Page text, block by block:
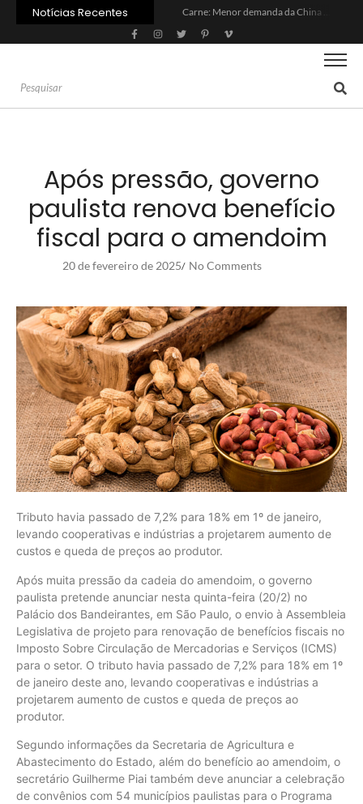
Notícias Recentes
Inadimplência no crédito rural deve seguir elevada até 2027
Lula sanciona MP do Frete e agro teme alta dos custos logísticos
Brasil tem 2º maior juro real do mundo
Após pressão, governo
paulista renova benefício
fiscal para o amendoim
20 de fevereiro de 2025/ No Comments
Tributo havia passado de 7,2% para 18% em 1º de janeiro,
levando cooperativas e indústrias a projetarem aumento de
custos e queda de preços ao produtor.
Após muita pressão da cadeia do amendoim, o governo
paulista pretende anunciar nesta quinta-feira (20/2) no
Palácio dos Bandeirantes, em São Paulo, o envio à Assembleia
Legislativa de projeto para renovação de benefícios fiscais no
Imposto Sobre Circulação de Mercadorias e Serviços (ICMS)
para o setor. O tributo havia passado de 7,2% para 18% em 1º
de janeiro deste ano, levando cooperativas e indústrias a
projetarem aumento de custos e queda de preços ao
produtor.
Segundo informações da Secretaria de Agricultura e
Abastecimento do Estado, além do benefício ao amendoim, o
secretário Guilherme Piai também deve anunciar a celebração
de convênios com 54 municípios paulistas para o Programa